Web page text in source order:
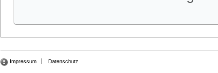
Impressum Datenschutz